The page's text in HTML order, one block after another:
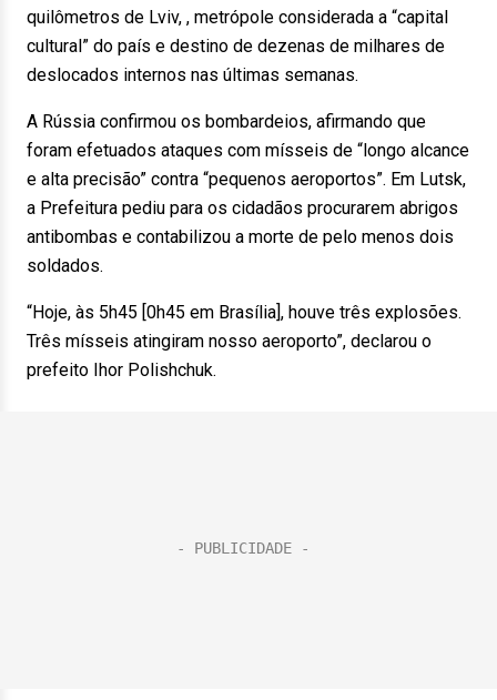
quilômetros de Lviv, , metrópole considerada a “capital
cultural” do país e destino de dezenas de milhares de
deslocados internos nas últimas semanas.
A Rússia confirmou os bombardeios, afirmando que
foram efetuados ataques com mísseis de “longo alcance
e alta precisão” contra “pequenos aeroportos”. Em Lutsk,
a Prefeitura pediu para os cidadãos procurarem abrigos
antibombas e contabilizou a morte de pelo menos dois
soldados.
“Hoje, às 5h45 [0h45 em Brasília], houve três explosões.
Três mísseis atingiram nosso aeroporto”, declarou o
prefeito Ihor Polishchuk.